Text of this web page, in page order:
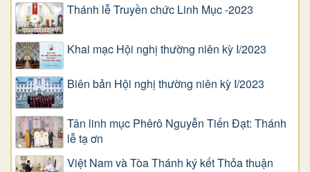
Thánh lễ Truyền chức Linh Mục -2023
Khai mạc Hội nghị thường niên kỳ I/2023
Biên bản Hội nghị thường niên kỳ I/2023
Tân linh mục Phêrô Nguyễn Tiến Đạt: Thánh
lễ tạ ơn
Việt Nam và Tòa Thánh ký kết Thỏa thuận